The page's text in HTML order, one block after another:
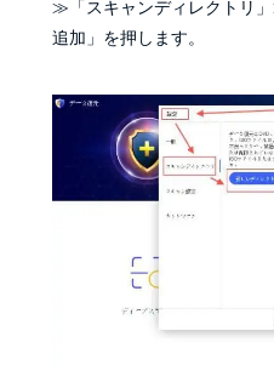
≫「スキャンディレクトリ
追加」を押します。